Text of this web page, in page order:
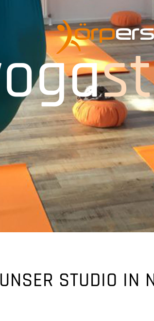
UNSER STUDIO IN